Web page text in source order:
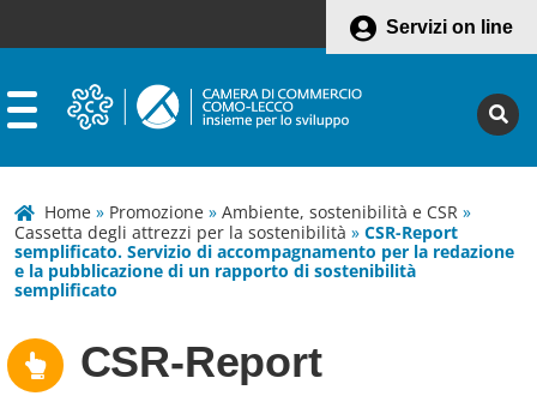
Servizi on line
Home » Promozione » Ambiente, sostenibilità e CSR »
Cassetta degli attrezzi per la sostenibilità » CSR-Report
semplificato. Servizio di accompagnamento per la redazione
e la pubblicazione di un rapporto di sostenibilità
semplificato
CSR-Report